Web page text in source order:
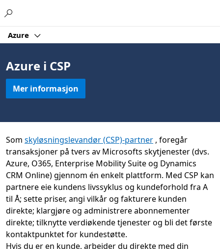
Azure
Azure i CSP
Mer informasjon
Som skyløsningslevandør (CSP)-partner , foregår
transaksjoner på tvers av Microsofts skytjenester (dvs.
Azure, O365, Enterprise Mobility Suite og Dynamics
CRM Online) gjennom én enkelt plattform. Med CSP kan
partnere eie kundens livssyklus og kundeforhold fra A
til Å; sette priser, angi vilkår og fakturere kunden
direkte; klargjøre og administrere abonnementer
direkte; tilknytte verdiøkende tjenester og bli det første
kontaktpunktet for kundestøtte.
Hvis du er en kunde, arbeider du direkte med din